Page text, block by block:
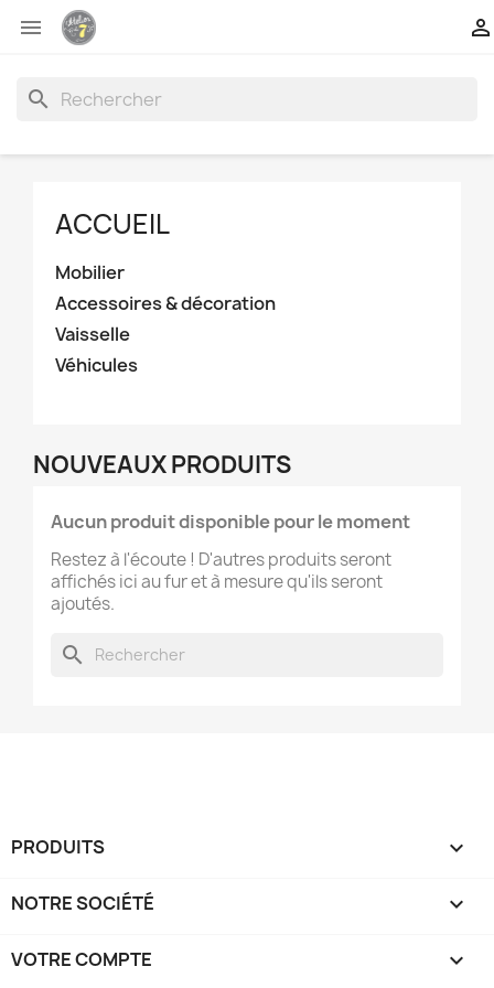
 
search
ACCUEIL
Mobilier
Accessoires & décoration
Vaisselle
Véhicules
NOUVEAUX PRODUITS
Aucun produit disponible pour le moment
Restez à l'écoute ! D'autres produits seront
affichés ici au fur et à mesure qu'ils seront
ajoutés.
search
PRODUITS 
NOTRE SOCIÉTÉ 
VOTRE COMPTE 